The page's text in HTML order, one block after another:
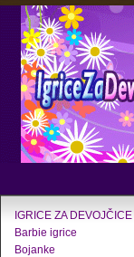
IGRICE ZA DEVOJČICE
Barbie igrice
Bojanke